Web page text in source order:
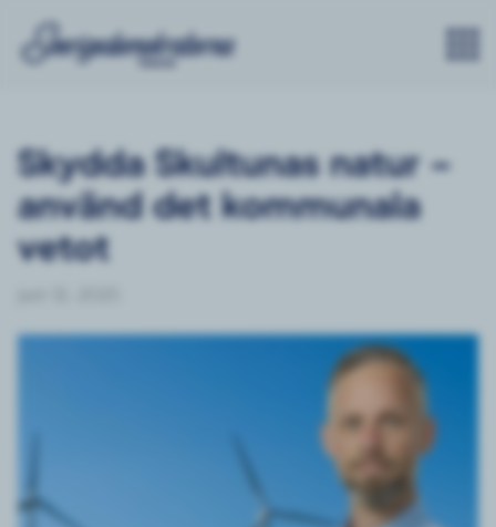
Skydda Skultunas natur –
använd det kommunala
vetot